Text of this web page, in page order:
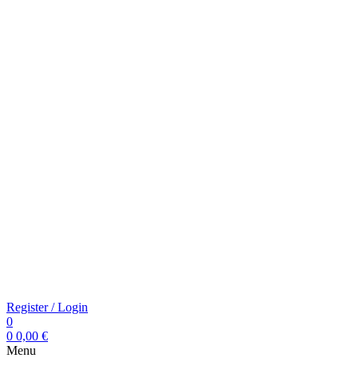
Register / Login
0
0 0,00 €
Menu